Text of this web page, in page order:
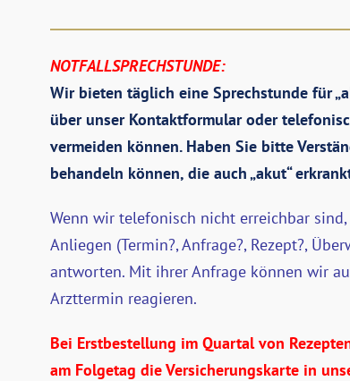
NOTFALLSPRECHSTUNDE:
Wir bieten täglich eine Sprechstunde für
über unser Kontaktformular oder
vermeiden können. Haben Sie bitte
behandeln können, die auch „akut“
Wenn wir telefonisch nicht erreichbar
Anliegen (Termin?, Anfrage?, Rezept?,
antworten. Mit ihrer Anfrage können wir
Arzttermin reagieren.
Bei Erstbestellung im Quartal von
am Folgetag die Versicherungskarte in